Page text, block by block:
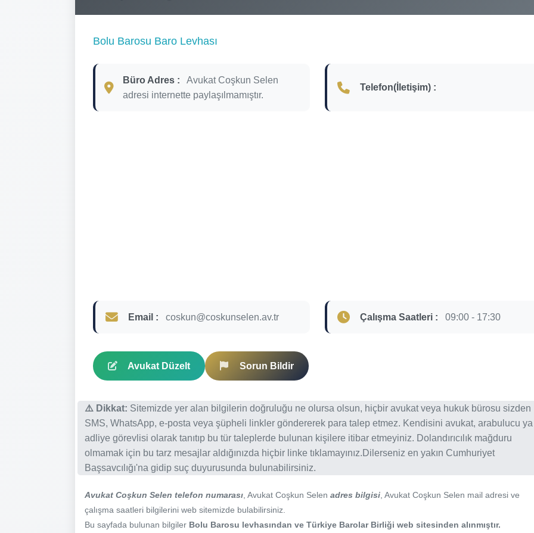
Bolu Barosu Baro Levhası
Büro Adres :
Avukat Coşkun Selen
adresi internette paylaşılmamıştır.
Telefon(İletişim) :
Email : coskun@coskunselen.av.tr Çalışma Saatleri : 09:00 - 17:30
Avukat Düzelt Sorun Bildir
⚠️ Dikkat: Sitemizde yer alan bilgilerin doğruluğu ne olursa olsun, hiçbir avukat veya hukuk bürosu sizden
SMS, WhatsApp, e-posta veya şüpheli linkler göndererek para talep etmez. Kendisini avukat, arabulucu
adliye görevlisi olarak tanıtıp bu tür taleplerde bulunan kişilere itibar etmeyiniz. Dolandırıcılık mağduru
olmamak için bu tarz mesajlar aldığınızda hiçbir linke tıklamayınız.Dilerseniz en yakın Cumhuriyet
Başsavcılığı'na gidip suç duyurusunda bulunabilirsiniz.
Avukat Coşkun Selen telefon numarası , Avukat Coşkun Selen adres bilgisi , Avukat Coşkun Selen mail adresi ve
çalışma saatleri bilgilerini web sitemizde bulabilirsiniz.
Bu sayfada bulunan bilgiler Bolu Barosu levhasından ve Türkiye Barolar Birliği web sitesinden alınmıştır.